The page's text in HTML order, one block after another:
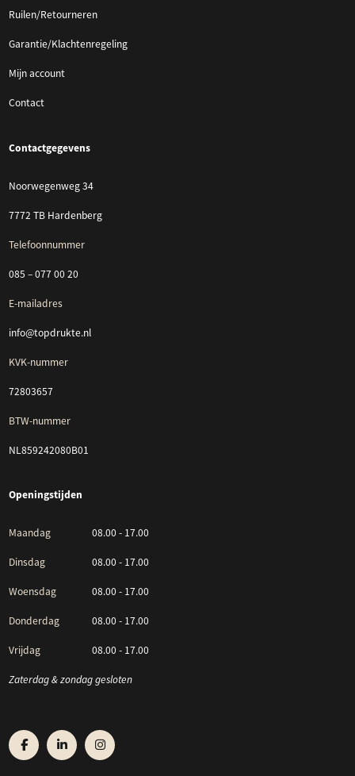
Ruilen/Retourneren
Garantie/Klachtenregeling
Mijn account
Contact
Contactgegevens
Noorwegenweg 34
7772 TB Hardenberg
Telefoonnummer
085 – 077 00 20
E-mailadres
info@topdrukte.nl
KVK-nummer
72803657
BTW-nummer
NL859242080B01
Openingstijden
Maandag 08.00 - 17.00
Dinsdag 08.00 - 17.00
Woensdag 08.00 - 17.00
Donderdag 08.00 - 17.00
Vrijdag 08.00 - 17.00
Zaterdag & zondag gesloten